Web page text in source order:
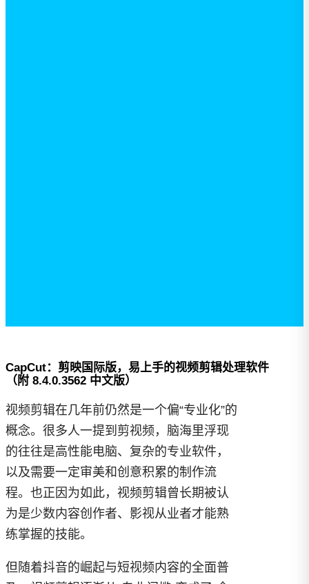
CapCut：剪映国际版，易上手的视频剪辑处理软件
（附 8.4.0.3562 中文版）
视频剪辑在几年前仍然是一个偏“专业化”的
概念。很多人一提到剪视频，脑海里浮现
的往往是高性能电脑、复杂的专业软件，
以及需要一定审美和创意积累的制作流
程。也正因为如此，视频剪辑曾长期被认
为是少数内容创作者、影视从业者才能熟
练掌握的技能。
但随着抖音的崛起与短视频内容的全面普